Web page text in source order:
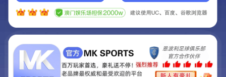
它将是非常棒的网站.
联系我们!